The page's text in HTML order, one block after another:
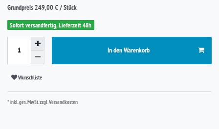
Grundpreis 249,00 € / Stück
Sofort versandfertig, Lieferzeit 48h
In den Warenkorb
Wunschliste
* inkl. ges. MwSt. zzgl.Versandkosten